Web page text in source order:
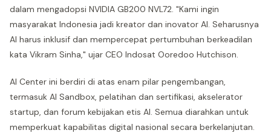
dalam mengadopsi NVIDIA GB200 NVL72. "Kami ingin
masyarakat Indonesia jadi kreator dan inovator AI. Seharusnya
AI harus inklusif dan mempercepat pertumbuhan berkeadilan
kata Vikram Sinha," ujar CEO Indosat Ooredoo Hutchison.
AI Center ini berdiri di atas enam pilar pengembangan,
termasuk AI Sandbox, pelatihan dan sertifikasi, akselerator
startup, dan forum kebijakan etis AI. Semua diarahkan untuk
memperkuat kapabilitas digital nasional secara berkelanjutan.